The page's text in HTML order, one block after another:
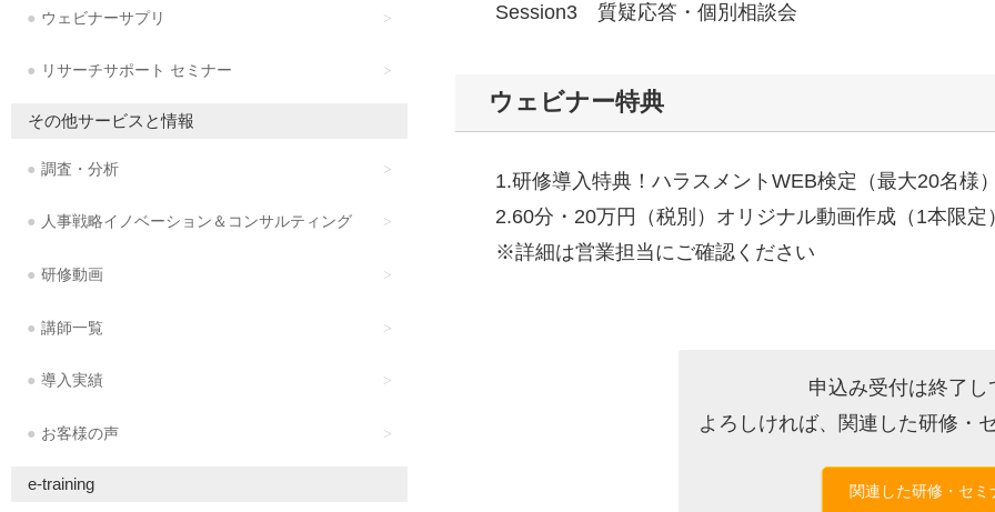
ウェビナーサプリ
リサーチサポート セミナー
その他サービスと情報
調査・分析
人事戦略イノベーション＆コンサルティング
研修動画
講師一覧
導入実績
お客様の声
e-training
Session3 質疑応答・個別相談会
ウェビナー特典
1.研修導入特典！ハラスメントWEB検定（最大20名様）
2.60分・20万円（税別）オリジナル動画作成（1本限定
※詳細は営業担当にご確認ください
申込み受付は終了し
よろしければ、関連した研修・
関連した研修・セミ